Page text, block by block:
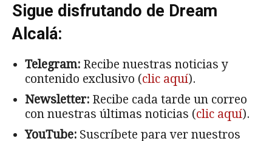
Sigue disfrutando de Dream
Alcalá:
Telegram: Recibe nuestras noticias y
contenido exclusivo (clic aquí).
Newsletter: Recibe cada tarde un correo
con nuestras últimas noticias (clic aquí).
YouTube: Suscríbete para ver nuestros